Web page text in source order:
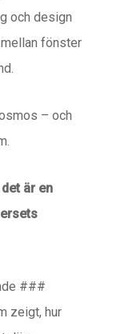
och design
fönster
– och
är en
###
zeigt, hur